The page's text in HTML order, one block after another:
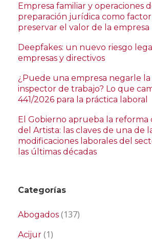
Empresa familiar y operaciones
preparación jurídica como factor
preservar el valor de la empresa
Deepfakes: un nuevo riesgo
empresas y directivos
¿Puede una empresa negarle la
inspector de trabajo? Lo que
441/2026 para la práctica laboral
El Gobierno aprueba la reforma
del Artista: las claves de una de
modificaciones laborales del
las últimas décadas
Categorías
Abogados (137)
Acijur (1)